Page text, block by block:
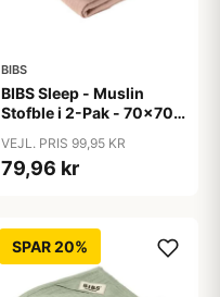
BIBS
BIBS Sleep - Muslin
Stofble i 2-Pak - 70x70
VEJL. PRIS 99,95 KR
79,96 kr
SPAR 20%